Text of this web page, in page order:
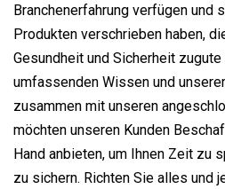
Branchenerfahrung verfügen und
Produkten verschrieben haben,
Gesundheit und Sicherheit
umfassenden Wissen und
zusammen mit unseren
möchten unseren Kunden
Hand anbieten, um Ihnen Zeit zu
zu sichern. Richten Sie alles und